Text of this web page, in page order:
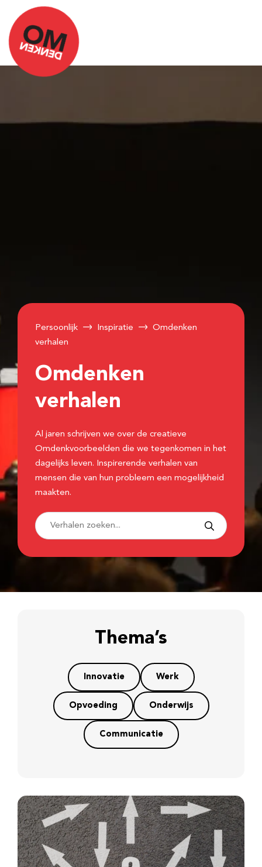
Persoonlijk Inspiratie
Omdenken
verhalen
Omdenken
verhalen
Al jaren schrijven we over de creatieve
Omdenkvoorbeelden die we tegenkomen in het
dagelijks leven. Inspirerende verhalen van
mensen die van hun probleem een mogelijkheid
maakten.
Thema’s
Innovatie Werk
Opvoeding Onderwijs
Communicatie